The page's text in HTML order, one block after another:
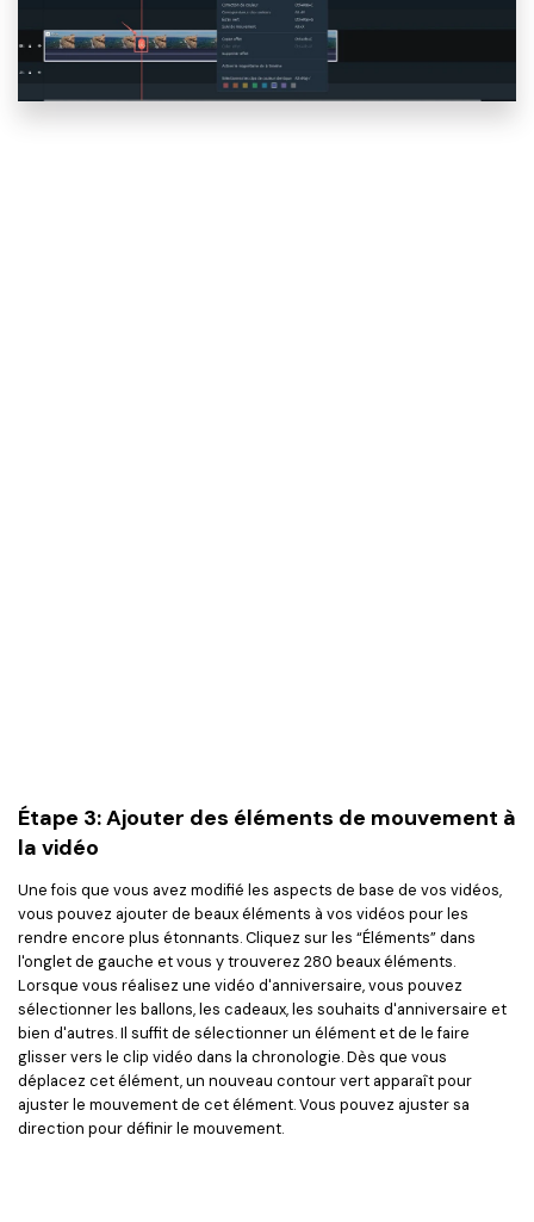
Étape 3: Ajouter des éléments de mouvement à
la vidéo
Une fois que vous avez modifié les aspects de base de vos vidéos,
vous pouvez ajouter de beaux éléments à vos vidéos pour les
rendre encore plus étonnants. Cliquez sur les “Éléments” dans
l'onglet de gauche et vous y trouverez 280 beaux éléments.
Lorsque vous réalisez une vidéo d'anniversaire, vous pouvez
sélectionner les ballons, les cadeaux, les souhaits d'anniversaire et
bien d'autres. Il suffit de sélectionner un élément et de le faire
glisser vers le clip vidéo dans la chronologie. Dès que vous
déplacez cet élément, un nouveau contour vert apparaît pour
ajuster le mouvement de cet élément. Vous pouvez ajuster sa
direction pour définir le mouvement.